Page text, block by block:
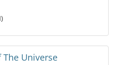
Universe